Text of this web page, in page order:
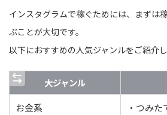
インスタグラムで稼ぐためには、まずは
ぶことが大切です。
以下におすすめの人気ジャンルをご紹介し
大ジャンル
お金系
・つみ